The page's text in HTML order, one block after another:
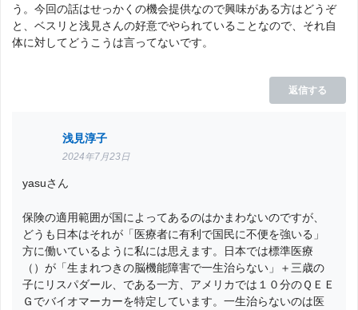
う。今回の話はせっかくの機会提供なので興味がある方はどうぞ
と、ベスリと浅見さんの好意でやられていることなので、それ自
体に対してどうこうは言ってないです。
返信する
浅見淳子
2024年7月23日
yasuさん
保険の適用範囲が国によってあるのはかまわないのですが、
どうも日本はそれが「医療者に有利で国民に不便を強いる」
方に働いているように私には思えます。日本では標準医療
（）が「生まれつきの脳機能障害で一生治らない」＋三歳の
子にリスパダール、である一方、アメリカでは１０分のＱＥＥ
Ｇでバイオマーカーを特定しています。一生治らないのは医